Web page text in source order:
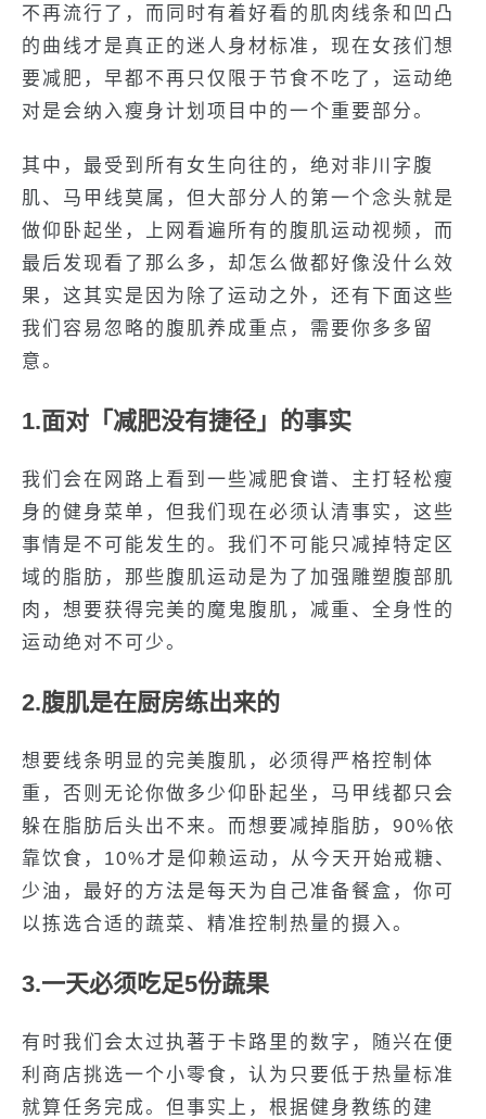
不再流行了，而同时有着好看的肌肉线条和凹凸
的曲线才是真正的迷人身材标准，现在女孩们想
要减肥，早都不再只仅限于节食不吃了，运动绝
对是会纳入瘦身计划项目中的一个重要部分。
其中，最受到所有女生向往的，绝对非川字腹
肌、马甲线莫属，但大部分人的第一个念头就是
做仰卧起坐，上网看遍所有的腹肌运动视频，而
最后发现看了那么多，却怎么做都好像没什么效
果，这其实是因为除了运动之外，还有下面这些
我们容易忽略的腹肌养成重点，需要你多多留
意。
1.面对「减肥没有捷径」的事实
我们会在网路上看到一些减肥食谱、主打轻松瘦
身的健身菜单，但我们现在必须认清事实，这些
事情是不可能发生的。我们不可能只减掉特定区
域的脂肪，那些腹肌运动是为了加强雕塑腹部肌
肉，想要获得完美的魔鬼腹肌，减重、全身性的
运动绝对不可少。
2.腹肌是在厨房练出来的
想要线条明显的完美腹肌，必须得严格控制体
重，否则无论你做多少仰卧起坐，马甲线都只会
躲在脂肪后头出不来。而想要减掉脂肪，90%依
靠饮食，10%才是仰赖运动，从今天开始戒糖、
少油，最好的方法是每天为自己准备餐盒，你可
以拣选合适的蔬菜、精准控制热量的摄入。
3.一天必须吃足5份蔬果
有时我们会太过执著于卡路里的数字，随兴在便
利商店挑选一个小零食，认为只要低于热量标准
就算任务完成。但事实上，根据健身教练的建